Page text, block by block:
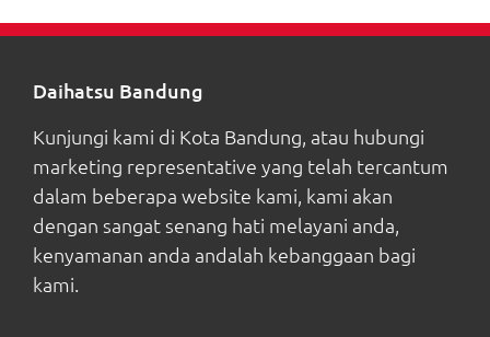
Daihatsu Bandung
Kunjungi kami di Kota Bandung, atau hubungi
marketing representative yang telah tercantum
dalam beberapa website kami, kami akan
dengan sangat senang hati melayani anda,
kenyamanan anda andalah kebanggaan bagi
kami.